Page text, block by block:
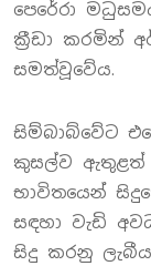
පෙරේරා
ක්‍රීඩා කරමින්
සමත්වූවේය.
සිම්බාබ්වේට
කුසල්ව ඇතුළත්
භාවිතයෙන්
සඳහා වැඩි
සිදු කරනු